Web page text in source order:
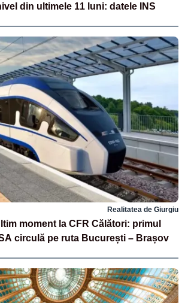
din ultimele 11 luni: datele INS
Realitatea de Giurgiu
moment la CFR Călători: primul
circulă pe ruta București – Brașov